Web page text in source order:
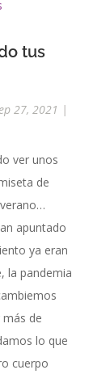
tus
27, 2021 |
ver unos
de
apuntado
ya eran
la pandemia
de
lo que
cuerpo